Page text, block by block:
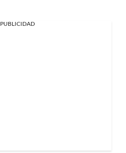
PUBLICIDAD